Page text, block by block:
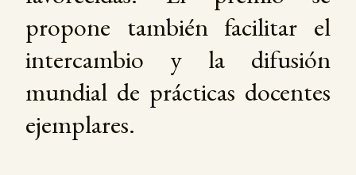
propone también facilitar el
intercambio y la difusión
mundial de prácticas docentes
ejemplares.